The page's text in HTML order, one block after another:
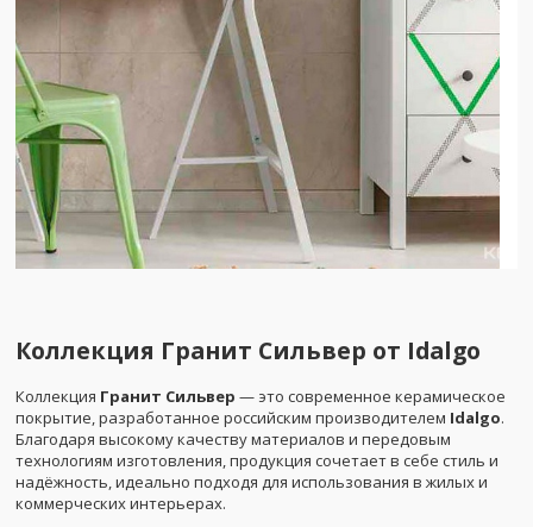
Коллекция Гранит Сильвер от Idalgo
Коллекция Гранит Сильвер — это современное керамическое
покрытие, разработанное российским производителем Idalgo.
Благодаря высокому качеству материалов и передовым
технологиям изготовления, продукция сочетает в себе стиль и
надёжность, идеально подходя для использования в жилых и
коммерческих интерьерах.